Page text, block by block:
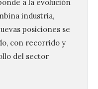
a la evolución
industria,
posiciones se
con recorrido y
del sector